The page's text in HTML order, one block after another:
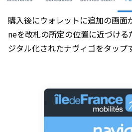
購入後にウォレットに追加の画
neを改札の所定の位置に近づけ
ジタル化されたナヴィゴをタップ